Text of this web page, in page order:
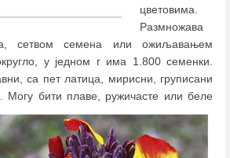
цветовима.
Размножава
сетвом семена или ожиљавањем
у једном г има 1.800 семенки.
са пет латица, мирисни, груписани
Могу бити плаве, ружичасте или беле